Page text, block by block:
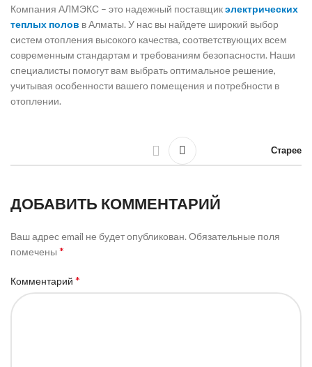
Компания АЛМЭКС – это надежный поставщикэлектрических
теплых полов в Алматы. У нас вы найдете широкий выбор
систем отопления высокого качества, соответствующих всем
современным стандартам и требованиям безопасности. Наши
специалисты помогут вам выбрать оптимальное решение,
учитывая особенности вашего помещения и потребности в
отоплении.
Старее
ДОБАВИТЬ КОММЕНТАРИЙ
Ваш адрес email не будет опубликован. Обязательные поля
помечены *
Комментарий *